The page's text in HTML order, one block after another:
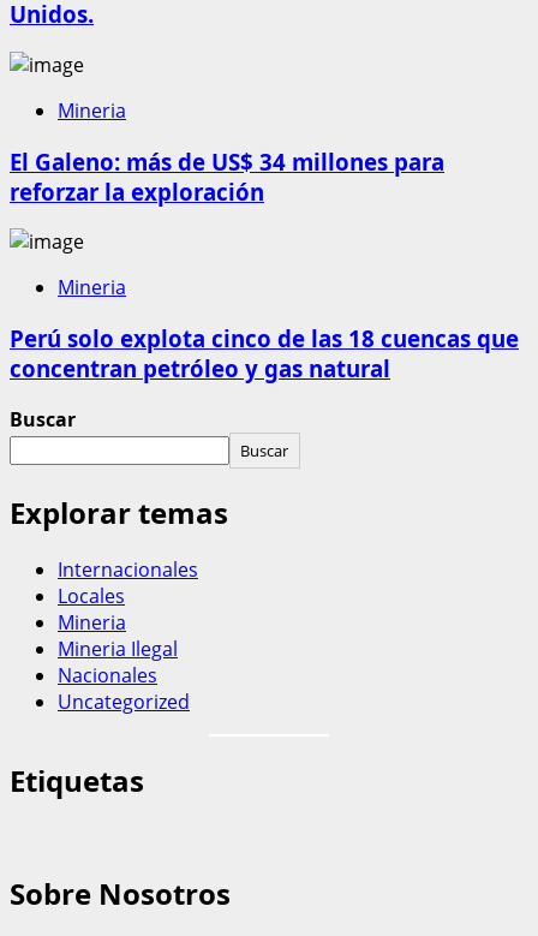
Unidos.
Mineria
El Galeno: más de US$ 34 millones para
reforzar la exploración
Mineria
Perú solo explota cinco de las 18 cuencas que
concentran petróleo y gas natural
Buscar
Buscar
Explorar temas
Internacionales
Locales
Mineria
Mineria Ilegal
Nacionales
Uncategorized
Etiquetas
Sobre Nosotros